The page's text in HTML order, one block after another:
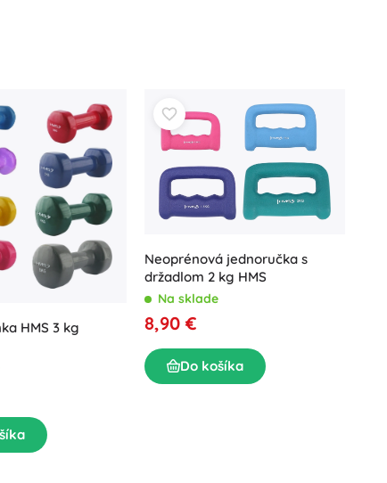
HMS 3 kg
Neoprénová jednoručka s
držadlom 2 kg HMS
Na sklade
8,90 €
Do košíka